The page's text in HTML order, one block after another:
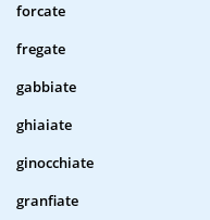
forcate
fregate
gabbiate
ghiaiate
ginocchiate
granfiate